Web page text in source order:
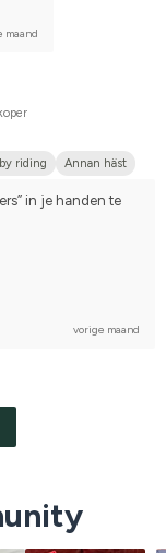
maand
riding
Annan häst
in je handen te
vorige maand